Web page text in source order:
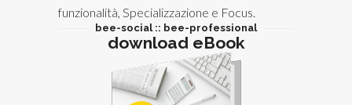
funzionalità, Specializzazione e Focus.
bee-social :: bee-professional
download eBook